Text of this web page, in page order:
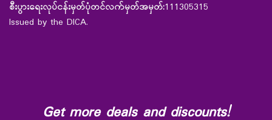
စီးပွားရေးလုပ်ငန်းမှတ်ပုံတင်လက်မှတ်အမှတ်:111305315
Issued by the DICA.
Get more deals and discounts!